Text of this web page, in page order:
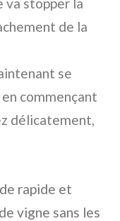
de la
se
commençant
délicatement,
rapide et
vigne sans les